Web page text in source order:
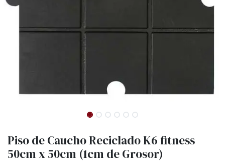
Piso de Caucho Reciclado K6 fitness
50cm x 50cm (1cm de Grosor)